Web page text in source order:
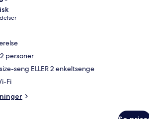
personer
seng ELLER 2 enkeltsenge
Fi